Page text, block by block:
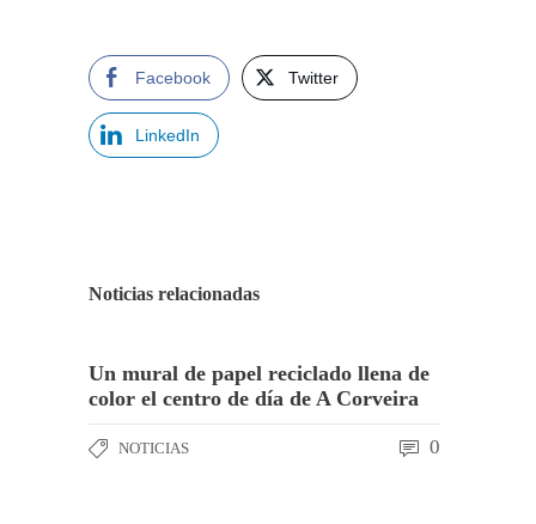
Facebook Twitter
LinkedIn
Noticias relacionadas
Un mural de papel reciclado llena de
color el centro de día de A Corveira
NOTICIAS 0